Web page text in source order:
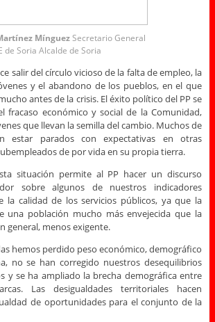
MínguezSecretario General
de Soria Alcalde de Soria
salir del círculo vicioso de la falta de empleo, la
y el abandono de los pueblos, en el que
antes de la crisis. El éxito político del PP se
fracaso económico y social de la Comunidad,
que llevan la semilla del cambio. Muchos de
estar parados con expectativas en otras
de por vida en su propia tierra.
situación permite al PP hacer un discurso
sobre algunos de nuestros indicadores
la calidad de los servicios públicos, ya que la
una población mucho más envejecida que la
general, menos exigente.
hemos perdido peso económico, demográfico
no se han corregido nuestros desequilibrios
y se ha ampliado la brecha demográfica entre
Las desigualdades territoriales hacen
de oportunidades para el conjunto de la